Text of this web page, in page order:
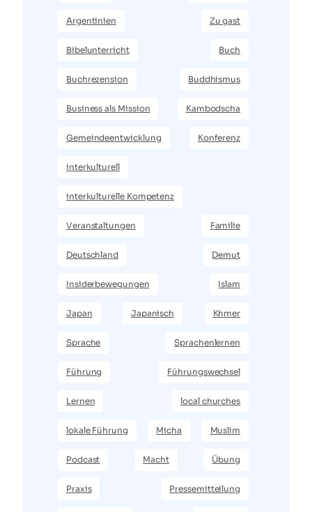
Argentinien Zu gast
Bibelunterricht Buch
Buchrezension Buddhismus
Business als Mission Kambodscha
Gemeindeentwicklung Konferenz
interkulturell
interkulturelle Kompetenz
Veranstaltungen Familie
Deutschland Demut
Insiderbewegungen Islam
Japan Japanisch Khmer
Sprache Sprachenlernen
Führung Führungswechsel
Lernen local churches
lokale Führung Micha Muslim
Podcast Macht Übung
Praxis Pressemitteilung